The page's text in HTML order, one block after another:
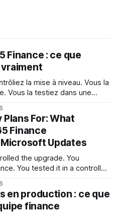
Finance : ce que
la mise à niveau. Vous la
Vous la testiez dans une
de contrôle semblait acquis.
pas ainsi.
For: What
Finance
Updates
the upgrade. You
You tested it in a controlled
a given. Dynamics
releases
en production : ce que
finance